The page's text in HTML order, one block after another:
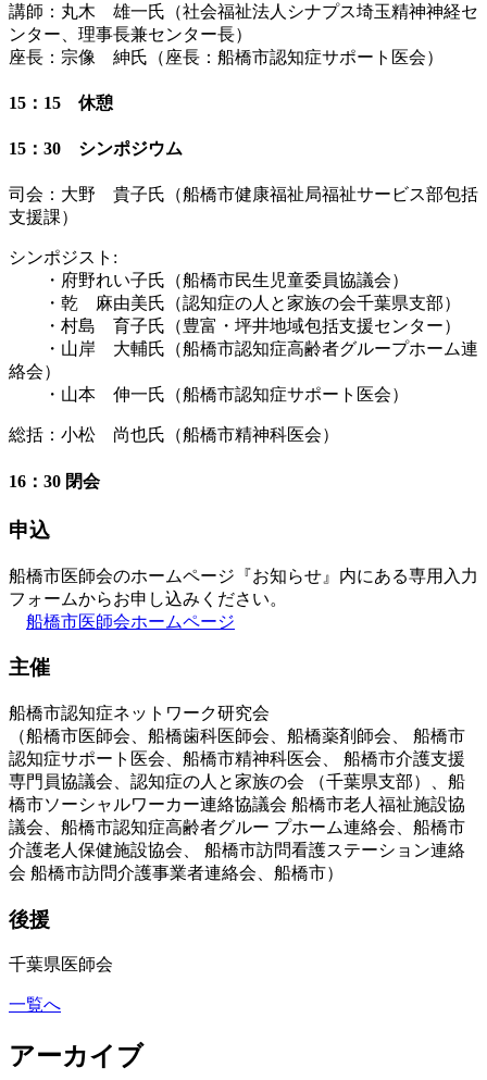
講師：丸木 雄一氏（社会福祉法人シナプス埼玉精神神経セ
ンター、理事長兼センター長）
座長：宗像 紳氏（座長：船橋市認知症サポート医会）
15：15 休憩
15：30 シンポジウム
司会：大野 貴子氏（船橋市健康福祉局福祉サービス部包括
支援課）
シンポジスト:
・府野れい子氏（船橋市民生児童委員協議会）
・乾 麻由美氏（認知症の人と家族の会千葉県支部）
・村島 育子氏（豊富・坪井地域包括支援センター）
・山岸 大輔氏（船橋市認知症高齢者グループホーム連
絡会）
・山本 伸一氏（船橋市認知症サポート医会）
総括：小松 尚也氏（船橋市精神科医会）
16：30 閉会
申込
船橋市医師会のホームページ『お知らせ』内にある専用入力
フォームからお申し込みください。
船橋市医師会ホームページ
主催
船橋市認知症ネットワーク研究会
（船橋市医師会、船橋歯科医師会、船橋薬剤師会、 船橋市
認知症サポート医会、船橋市精神科医会、 船橋市介護支援
専門員協議会、認知症の人と家族の会 （千葉県支部）、船
橋市ソーシャルワーカー連絡協議会 船橋市老人福祉施設協
議会、船橋市認知症高齢者グルー プホーム連絡会、船橋市
介護老人保健施設協会、 船橋市訪問看護ステーション連絡
会 船橋市訪問介護事業者連絡会、船橋市）
後援
千葉県医師会
一覧へ
アーカイブ